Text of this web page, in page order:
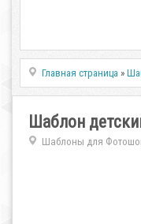
Главная страница »
Шаблон
Шаблоны для